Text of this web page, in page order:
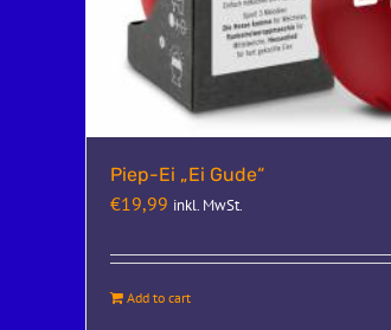
Piep-Ei „Ei Gude“
€19,99 inkl. MwSt.
Add to cart